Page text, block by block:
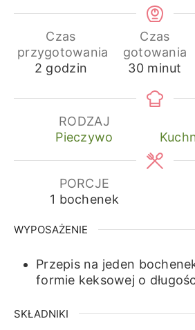
Czas
przygotowania
2 godziny
godzin
Czas
gotowania
30minuty
minut
RODZAJ
Pieczywo
PORCJE
1 bochenek
WYPOSAŻENIE
Przepis na jeden
formie keksowej o
SKŁADNIKI